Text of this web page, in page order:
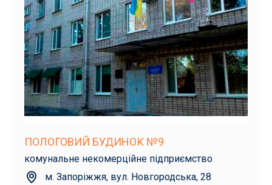
ПОЛОГОВИЙ БУДИНОК №9
комунальне некомерційне підприємство
м. Запоріжжя, вул. Новгородська, 28